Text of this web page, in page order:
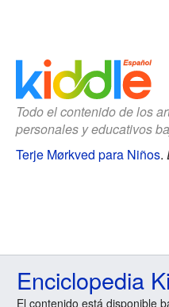
Todo el contenido de los
personales y educativos
Terje Mørkved para Niños.
Enciclopedia
El contenido está disponible